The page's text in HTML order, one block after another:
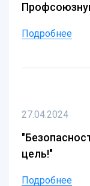
Подробнее
27.04.2024
цель!"
Подробнее